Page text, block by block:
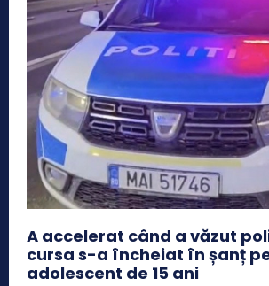
A accelerat când a văzut
cursa s-a încheiat în șanț
adolescent de 15 ani